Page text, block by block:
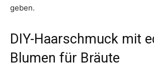
geben.
DIY-Haarschmuck mit
Blumen für Bräute